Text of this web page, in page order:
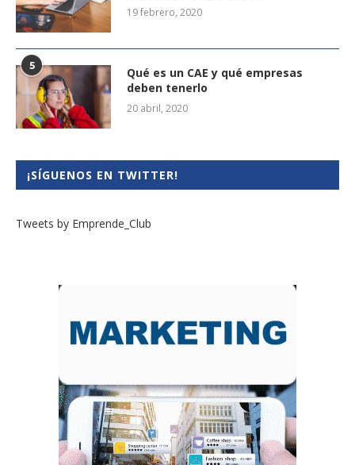
19 febrero, 2020
5
Qué es un CAE y qué empresas
deben tenerlo
20 abril, 2020
¡SÍGUENOS EN TWITTER!
Tweets by Emprende_Club